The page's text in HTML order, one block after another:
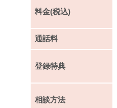
料金(税込)
通話料
登録特典
相談方法